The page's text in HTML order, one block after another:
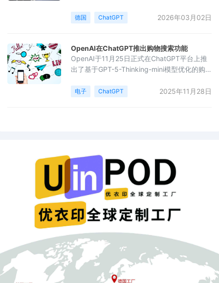
接在ChatGPT中用自然语言描述需求，例如询
平台上约5800万条活跃商品信息进行匹配。整
个过程中，用户的个人账户数据不会被传输，
买家与卖家之间的沟通将完全在Kleinanze
德国 ChatGPT 2026年03月02日
OpenAI在ChatGPT推出购物搜索功能
OpenAI于11月25日正式在ChatGPT平台上推
出了基于GPT-5-Thinking-mini模型优化的购
收集用户需求，并为每位用户推荐10至15件适
电子 ChatGPT 2025年11月28日